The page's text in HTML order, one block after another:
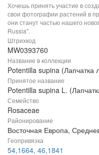
Хочешь принять участие в
свои фотографии растений в
они станут частью нашего
Russia".
Штрихкод
MW0393760
Название в коллекции
Potentilla supina (Лапчатка
Принятое название
Potentilla supina L.
Семейство
Rosaceae
Районирование
Восточная Европа,
Геопривязка
54,1664, 46,1841